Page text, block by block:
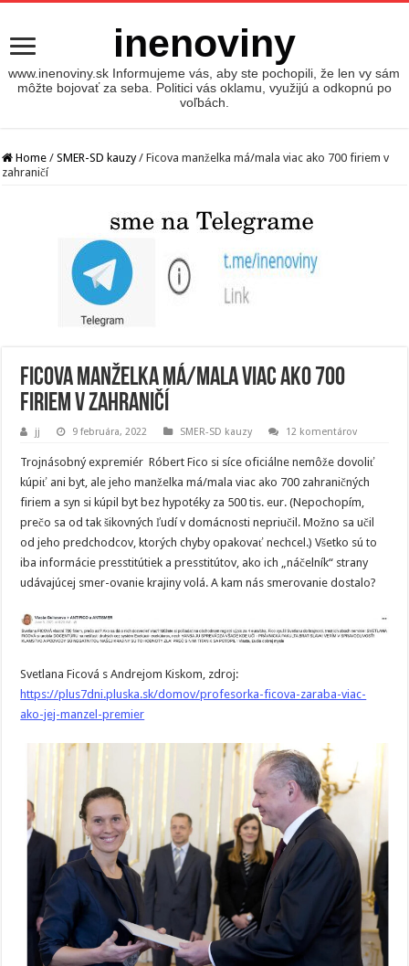
inenoviny
www.inenoviny.sk Informujeme vás, aby ste pochopili, že len vy sám
môžte bojovať za seba. Politici vás oklamu, využijú a odkopnú po
voľbách.
Home / SMER-SD kauzy / Ficova manželka má/mala viac ako 700 firiem v
zahraničí
Ficova manželka má/mala viac ako 700
firiem v zahraničí
jj 9 februára, 2022 SMER-SD kauzy 12 komentárov
Trojnásobný expremiér Róbert Fico si síce oficiálne nemôže dovoliť
kúpiť ani byt, ale jeho manželka má/mala viac ako 700 zahraničných
firiem a syn si kúpil byt bez hypotéky za 500 tis. eur. (Nepochopím,
prečo sa od tak šikovných ľudí v domácnosti nepriučil. Možno sa učil
od jeho predchodcov, ktorých chyby opakovať nechcel.) Všetko sú to
iba informácie presstitútiek a presstitútov, ako ich „náčelník“ strany
udávajúcej smer-ovanie krajiny volá. A kam nás smerovanie dostalo?
Svetlana Ficová s Andrejom Kiskom, zdroj:
https://plus7dni.pluska.sk/domov/profesorka-ficova-zaraba-viac-
ako-jej-manzel-premier